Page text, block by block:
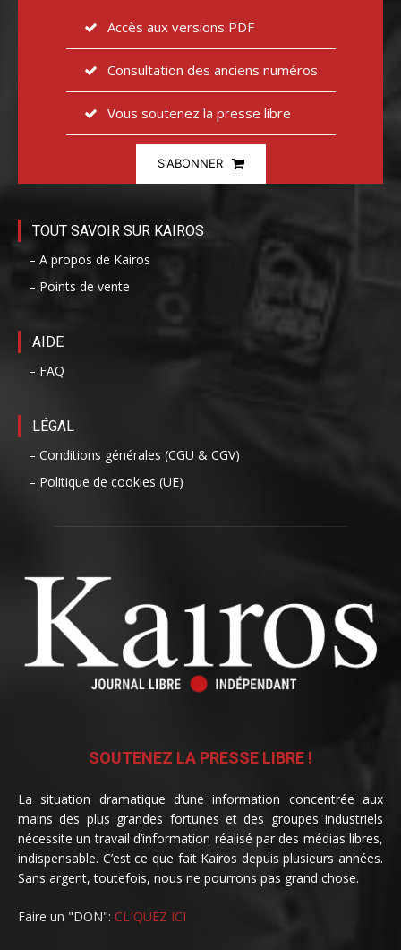
Accès aux versions PDF
Consultation des anciens numéros
Vous soutenez la presse libre
S'ABONNER
TOUT SAVOIR SUR KAIROS
– A propos de Kairos
– Points de vente
AIDE
– FAQ
LÉGAL
– Conditions générales (CGU & CGV)
– Politique de cookies (UE)
SOUTENEZ LA PRESSE LIBRE !
La situation dramatique d’une information concentrée aux
mains des plus grandes fortunes et des groupes industriels
nécessite un travail d’information réalisé par des médias libres,
indispensable. C’est ce que fait Kairos depuis plusieurs années.
Sans argent, toutefois, nous ne pourrons pas grand chose.
Faire un "DON": CLIQUEZ ICI